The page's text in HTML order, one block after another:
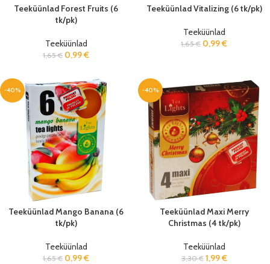
Teeküünlad Forest Fruits (6
tk/pk)
Teeküünlad
1,65€ 0,99€
Teeküünlad Vitalizing (6 tk/pk)
Teeküünlad
1,65€ 0,99€
-40%
Teeküünlad Mango Banana (6
tk/pk)
Teeküünlad
1,65€ 0,99€
-40%
Teeküünlad Maxi Merry
Christmas (4 tk/pk)
Teeküünlad
3,30€ 1,99€